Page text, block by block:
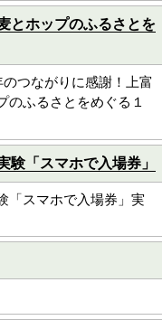
とホップのふるさとを
のつながりに感謝！上富
のふるさとをめぐる１
験「スマホで入場券」
「スマホで入場券」実